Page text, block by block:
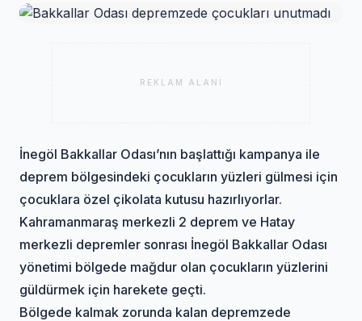
REKLAM ALANI
İnegöl Bakkallar Odası’nın başlattığı kampanya ile
deprem bölgesindeki çocukların yüzleri gülmesi için
çocuklara özel çikolata kutusu hazırlıyorlar.
Kahramanmaraş merkezli 2 deprem ve Hatay
merkezli depremler sonrası İnegöl Bakkallar Odası
yönetimi bölgede mağdur olan çocukların yüzlerini
güldürmek için harekete geçti.
Bölgede kalmak zorunda kalan depremzede